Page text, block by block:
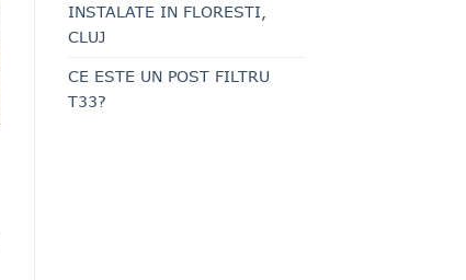
INSTALATE IN FLORESTI,
CLUJ
CE ESTE UN POST FILTRU
T33?